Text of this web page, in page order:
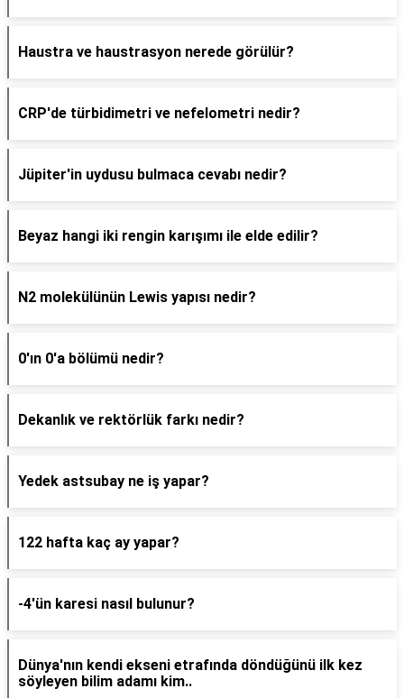
Haustra ve haustrasyon nerede görülür?
CRP'de türbidimetri ve nefelometri nedir?
Jüpiter'in uydusu bulmaca cevabı nedir?
Beyaz hangi iki rengin karışımı ile elde edilir?
N2 molekülünün Lewis yapısı nedir?
0'ın 0'a bölümü nedir?
Dekanlık ve rektörlük farkı nedir?
Yedek astsubay ne iş yapar?
122 hafta kaç ay yapar?
-4'ün karesi nasıl bulunur?
Dünya'nın kendi ekseni etrafında döndüğünü ilk kez
söyleyen bilim adamı kim..